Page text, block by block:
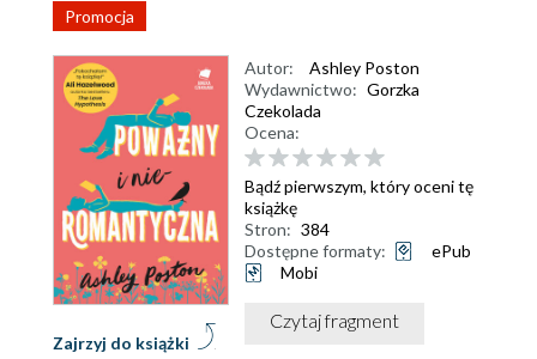
Promocja
Zajrzyj do książki
Autor:
Ashley Poston
Wydawnictwo: Gorzka
Czekolada
Ocena:
Bądź pierwszym, który oceni tę
książkę
Stron: 384
Dostępne formaty:
ePub
Mobi
Czytaj fragment